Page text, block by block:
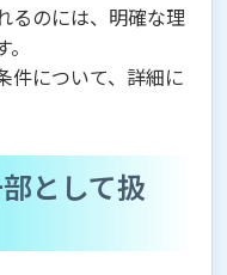
るのには、明確な理
件について、詳細に
として扱